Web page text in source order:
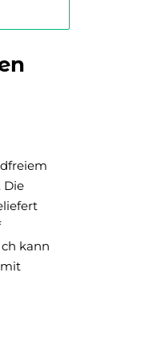
Die
kann
mit